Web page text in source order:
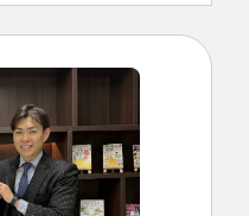
、無事納税を済ませるこ